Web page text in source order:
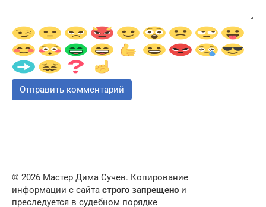
© 2026 Мастер Дима Сучев. Копирование
информации с сайта строго запрещено и
преследуется в судебном порядке